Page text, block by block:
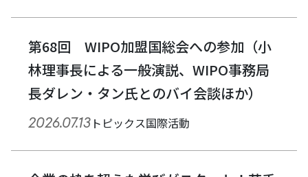
第68回 WIPO加盟国総会への参加（小
林理事長による一般演説、WIPO事務局
長ダレン・タン氏とのバイ会談ほか）
2026.07.13 トピックス国際活動